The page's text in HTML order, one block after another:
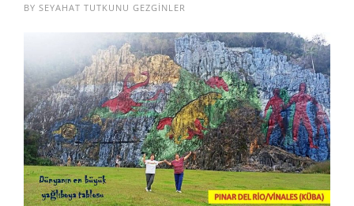
BY SEYAHAT TUTKUNU GEZGINLER